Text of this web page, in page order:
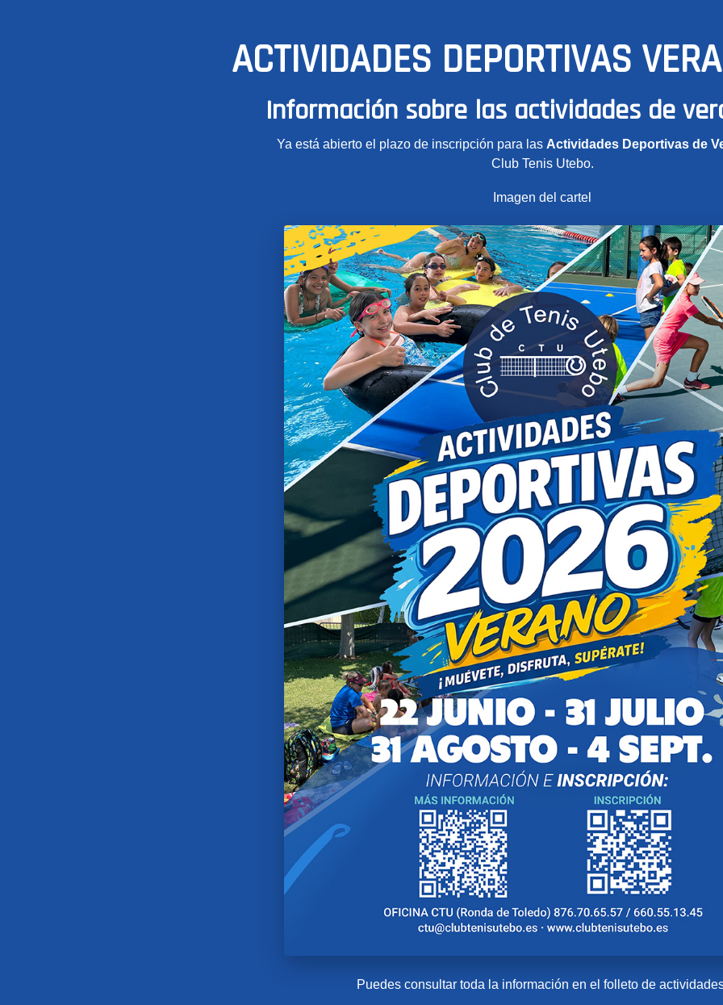
ACTIVIDADES DEPORTIVAS
Información sobre las actividades de
Ya está abierto el plazo de inscripción para las Actividades Deportivas de
Club Tenis Utebo.
Imagen del cartel
Puedes consultar toda la información en el folleto de